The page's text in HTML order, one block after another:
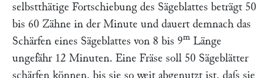
selbstthätige Fortschiebung des Sägeblattes beträgt 50
bis 60 Zähne in der Minute und dauert demnach das
Schärfen eines Sägeblattes von 8 bis 9m Länge
ungefähr 12 Minuten. Eine Fräse soll 50 Sägeblätter
schärfen können, bis sie so weit abgenutzt ist, daſs sie